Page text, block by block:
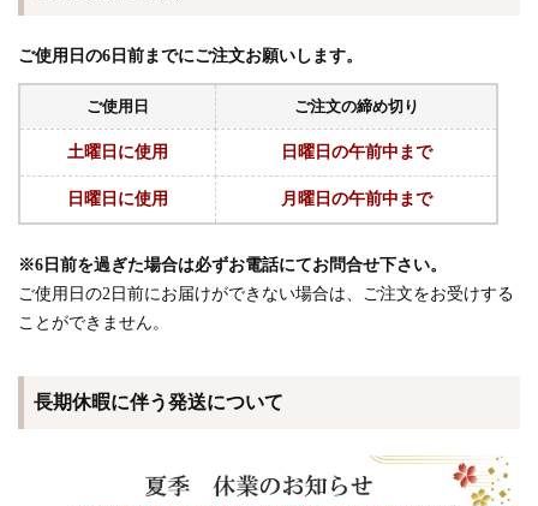
ご使用日の6日前までにご注文お願いします。
ご使用日 ご注文の締め切り
土曜日に使用 日曜日の午前中まで
日曜日に使用 月曜日の午前中まで
※6日前を過ぎた場合は必ずお電話にてお問合せ下さい。
ご使用日の2日前にお届けができない場合は、ご注文をお受けする
ことができません。
長期休暇に伴う発送について